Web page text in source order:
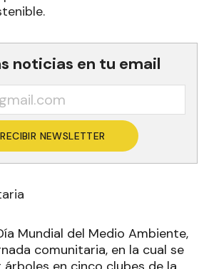
noticias en tu email
RECIBIR NEWSLETTER
Mundial del Medio Ambiente,
comunitaria, en la cual se